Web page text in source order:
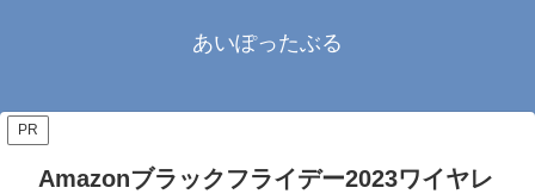
あいぽったぶる
PR
Amazonブラックフライデー2023ワイヤレ